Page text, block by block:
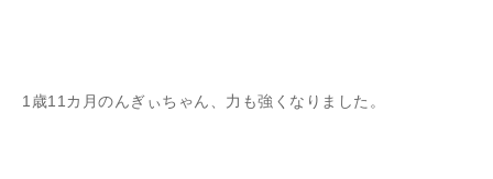
1歳11カ月のんぎぃちゃん、力も強くなりました。